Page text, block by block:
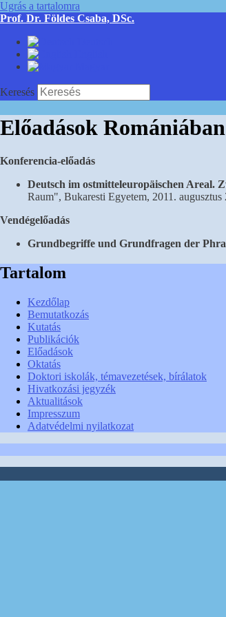
Ugrás a tartalomra
Prof. Dr. Földes Csaba, DSc.
Keresés
Előadások Romániában
Konferencia-előadás
Deutsch im ostmitteleuropäischen Areal.
Raum", Bukaresti Egyetem, 2011. augusztus
Vendégelőadás
Grundbegriffe und Grundfragen der
Tartalom
Kezdőlap
Bemutatkozás
Kutatás
Publikációk
Előadások
Oktatás
Doktori iskolák, témavezetések, bírálatok
Hivatkozási jegyzék
Aktualitások
Impresszum
Adatvédelmi nyilatkozat